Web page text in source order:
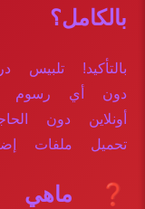
بالكامل؟
بالتأكيد! تلبيس
دون أي رسوم
أونلاين دون
تحميل ملفات
❓ ماهي